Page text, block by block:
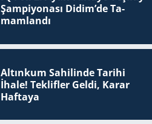
Şam­pi­yo­na­sı Didim’de Ta­
mam­lan­dı
Altınkum Sahilinde Tarihi
İhale! Teklifler Geldi, Karar
Haftaya